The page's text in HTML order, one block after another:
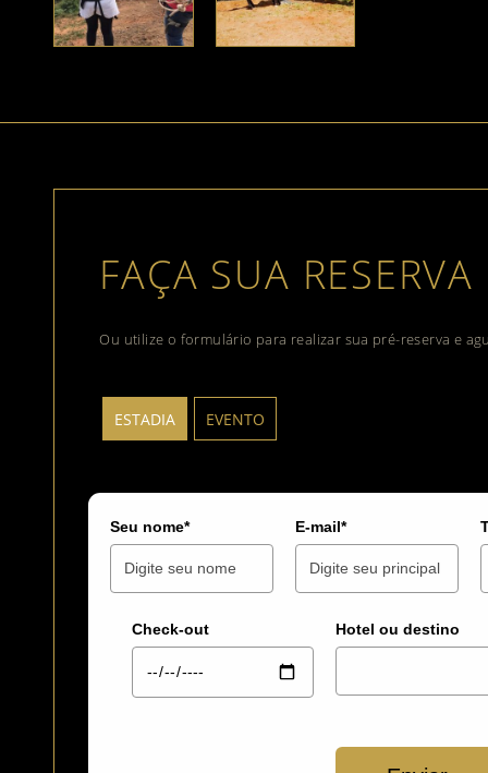
FAÇA SUA
Ou utilize o formulário para realizar sua pré-reserva e
ESTADIA EVENTO
Seu nome* E-mail*
Check-out Hotel ou destino